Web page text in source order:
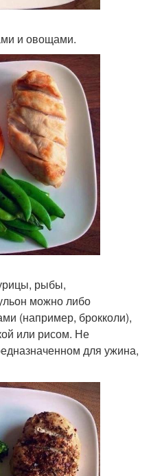
и овощами.
рыбы,
можно либо
(например, брокколи),
или рисом. Не
для ужина,